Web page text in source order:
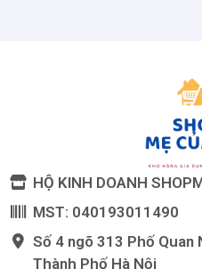
HỘ KINH DOANH
MST: 040193011490
Số 4 ngõ 313 Phố Quan
Thành Phố Hà Nội